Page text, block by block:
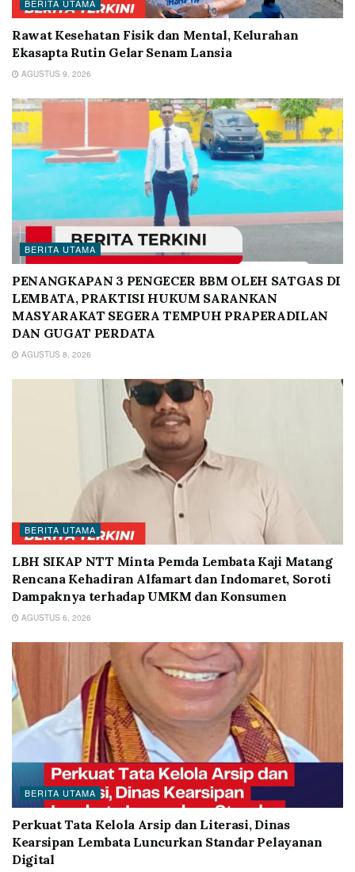
BERITA UTAMA
Rawat Kesehatan Fisik dan Mental, Kelurahan
Ekasapta Rutin Gelar Senam Lansia
AGUSTUS 9, 2026
BERITA UTAMA
PENANGKAPAN 3 PENGECER BBM OLEH SATGAS DI
LEMBATA, PRAKTISI HUKUM SARANKAN
MASYARAKAT SEGERA TEMPUH PRAPERADILAN
DAN GUGAT PERDATA
AGUSTUS 8, 2026
BERITA UTAMA
LBH SIKAP NTT Minta Pemda Lembata Kaji Matang
Rencana Kehadiran Alfamart dan Indomaret, Soroti
Dampaknya terhadap UMKM dan Konsumen
AGUSTUS 6, 2026
BERITA UTAMA
Perkuat Tata Kelola Arsip dan Literasi, Dinas
Kearsipan Lembata Luncurkan Standar Pelayanan
Digital